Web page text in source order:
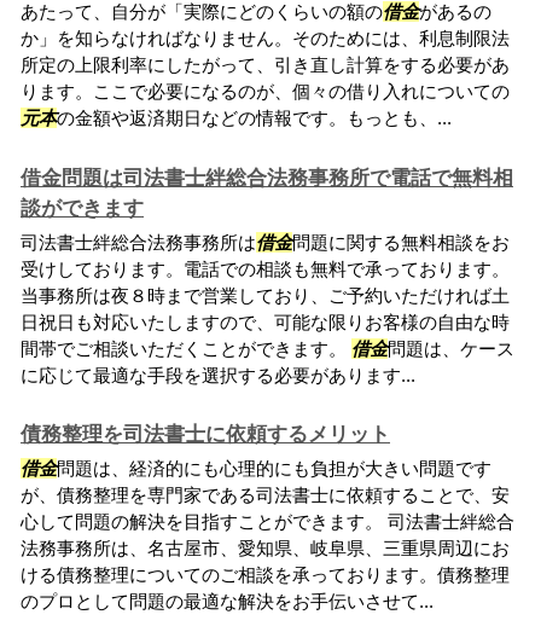
あたって、自分が「実際にどのくらいの額の借金があるの
か」を知らなければなりません。そのためには、利息制限法
所定の上限利率にしたがって、引き直し計算をする必要があ
ります。ここで必要になるのが、個々の借り入れについての
元本の金額や返済期日などの情報です。もっとも、...
借金問題は司法書士絆総合法務事務所で電話で無料相
談ができます
司法書士絆総合法務事務所は借金問題に関する無料相談をお
受けしております。電話での相談も無料で承っております。
当事務所は夜８時まで営業しており、ご予約いただければ土
日祝日も対応いたしますので、可能な限りお客様の自由な時
間帯でご相談いただくことができます。 借金問題は、ケース
に応じて最適な手段を選択する必要があります...
債務整理を司法書士に依頼するメリット
借金問題は、経済的にも心理的にも負担が大きい問題です
が、債務整理を専門家である司法書士に依頼することで、安
心して問題の解決を目指すことができます。 司法書士絆総合
法務事務所は、名古屋市、愛知県、岐阜県、三重県周辺にお
ける債務整理についてのご相談を承っております。債務整理
のプロとして問題の最適な解決をお手伝いさせて...